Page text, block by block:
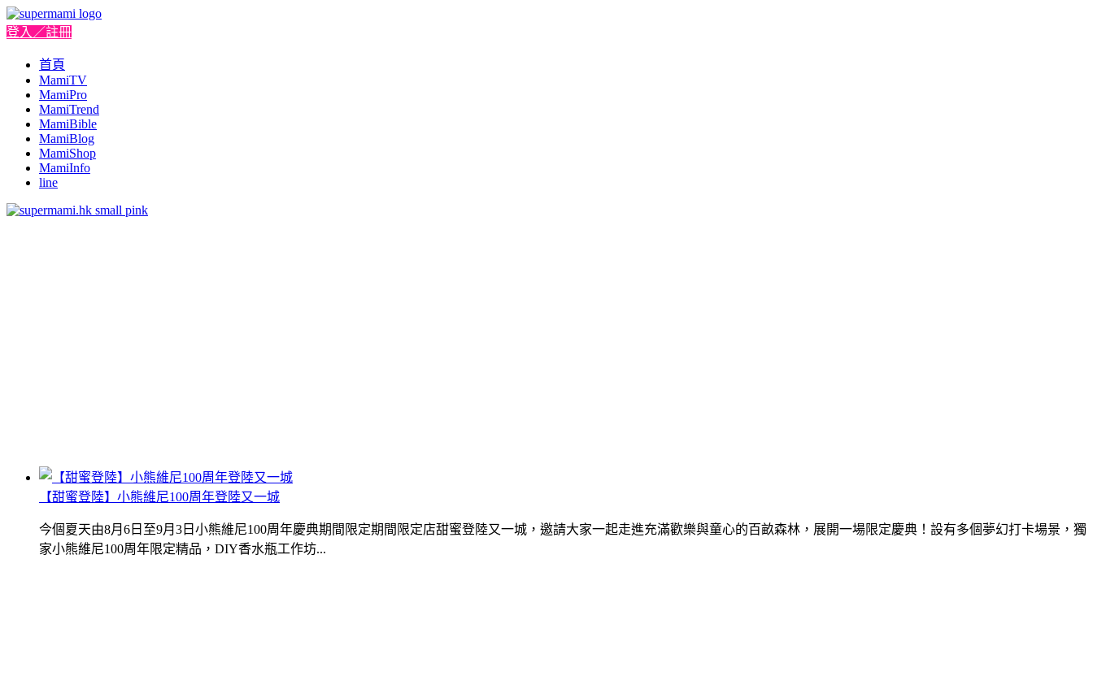
登入／註冊
首頁
MamiTV
MamiPro
MamiTrend
MamiBible
MamiBlog
MamiShop
MamiInfo
line
【甜蜜登陸】小熊維尼100周年登陸又一城
今個夏天由8月6日至9月3日小熊維尼100周年慶典期間限定期間限定店甜蜜登陸又一城，邀請大家一起走進充滿歡樂與童心的百畝森林，展開一場限定慶典！設有多個夢幻打卡場景，獨
家小熊維尼100周年限定精品，DIY香水瓶工作坊...